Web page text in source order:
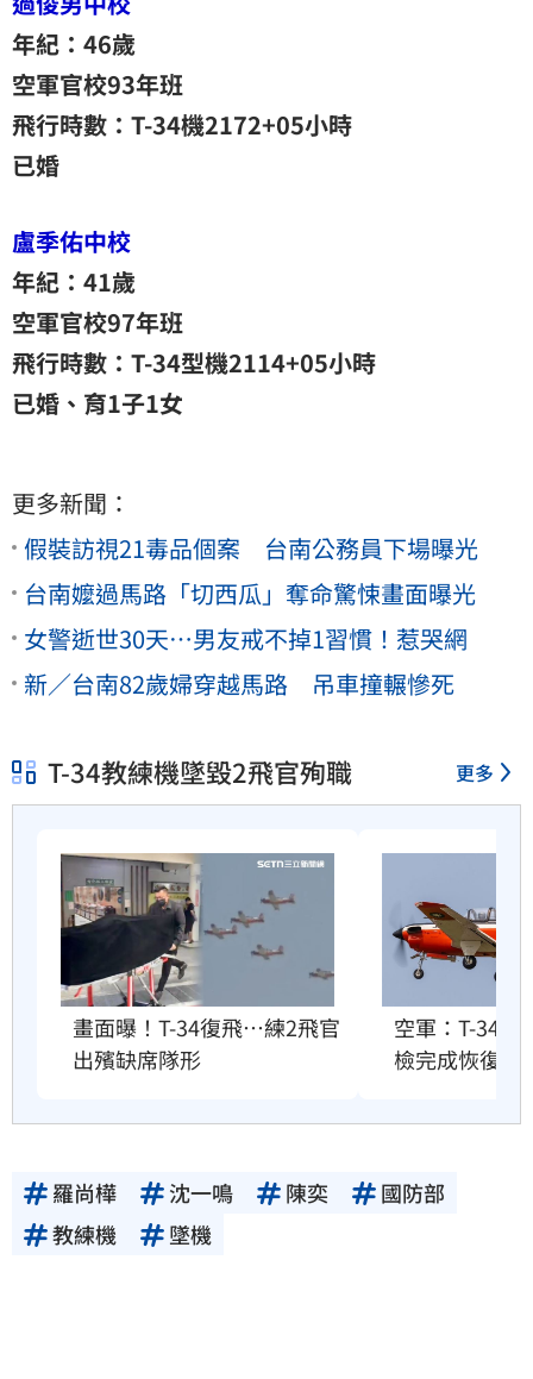
年紀：46歲
空軍官校93年班
飛行時數：T-34機2172+05小時
已婚
盧季佑中校
年紀：41歲
空軍官校97年班
飛行時數：T-34型機2114+05小時
已婚、育1子1女
更多新聞：
假裝訪視21毒品個案 台南公務員下場曝光
台南嬤過馬路「切西瓜」奪命驚悚畫面曝光
女警逝世30天⋯男友戒不掉1習慣！惹哭網
新／台南82歲婦穿越馬路 吊車撞輾慘死
T-34教練機墜毀2飛官殉職 更多
畫面曝！T-34復飛…練2飛官
出殯缺席隊形
空軍：T-34「
檢完成恢復訓
羅尚樺 沈一鳴 陳奕
國防部
教練機
墜機